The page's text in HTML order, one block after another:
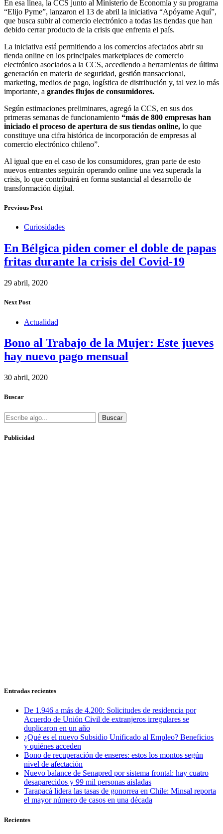
En esa línea, la CCS junto al Ministerio de Economía y su programa
“Elijo Pyme”, lanzaron el 13 de abril la iniciativa “Apóyame Aquí”,
que busca subir al comercio electrónico a todas las tiendas que han
debido cerrar producto de la crisis que enfrenta el país.
La iniciativa está permitiendo a los comercios afectados abrir su
tienda online en los principales marketplaces de comercio
electrónico asociados a la CCS, accediendo a herramientas de última
generación en materia de seguridad, gestión transaccional,
marketing, medios de pago, logística de distribución y, tal vez lo más
importante, a grandes flujos de consumidores.
Según estimaciones preliminares, agregó la CCS, en sus dos
primeras semanas de funcionamiento “más de 800 empresas han
iniciado el proceso de apertura de sus tiendas online, lo que
constituye una cifra histórica de incorporación de empresas al
comercio electrónico chileno”.
Al igual que en el caso de los consumidores, gran parte de esto
nuevos entrantes seguirán operando online una vez superada la
crisis, lo que contribuirá en forma sustancial al desarrollo de
transformación digital.
Previous Post
Curiosidades
En Bélgica piden comer el doble de papas
fritas durante la crisis del Covid-19
29 abril, 2020
Next Post
Actualidad
Bono al Trabajo de la Mujer: Este jueves
hay nuevo pago mensual
30 abril, 2020
Buscar
Buscar
Publicidad
Entradas recientes
De 1.946 a más de 4.200: Solicitudes de residencia por
Acuerdo de Unión Civil de extranjeros irregulares se
duplicaron en un año
¿Qué es el nuevo Subsidio Unificado al Empleo? Beneficios
y quiénes acceden
Bono de recuperación de enseres: estos los montos según
nivel de afectación
Nuevo balance de Senapred por sistema frontal: hay cuatro
desaparecidos y 99 mil personas aisladas
Tarapacá lidera las tasas de gonorrea en Chile: Minsal reporta
el mayor número de casos en una década
Recientes